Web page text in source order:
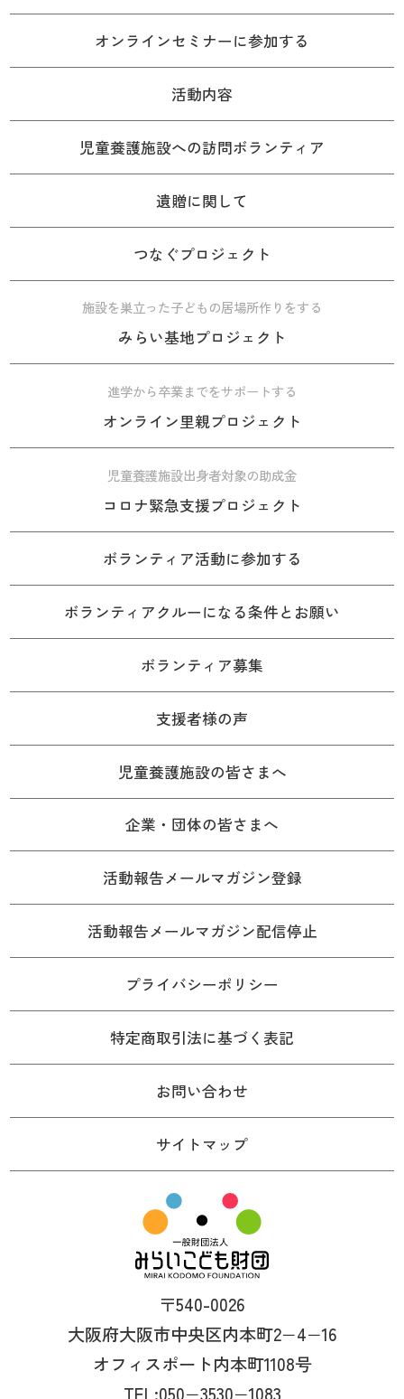
オンラインセミナーに参加する
活動内容
児童養護施設への訪問ボランティア
遺贈に関して
つなぐプロジェクト
施設を巣立った子どもの居場所作りをする
みらい基地プロジェクト
進学から卒業までをサポートする
オンライン里親プロジェクト
児童養護施設出身者対象の助成金
コロナ緊急支援プロジェクト
ボランティア活動に参加する
ボランティアクルーになる条件とお願い
ボランティア募集
支援者様の声
児童養護施設の皆さまへ
企業・団体の皆さまへ
活動報告メールマガジン登録
活動報告メールマガジン配信停止
プライバシーポリシー
特定商取引法に基づく表記
お問い合わせ
サイトマップ
〒540-0026
大阪府大阪市中央区内本町2−4−16
オフィスポート内本町1108号
TEL:050−3530−1083